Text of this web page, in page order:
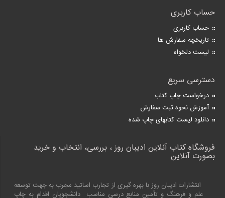
حساب کاربری
حساب کاربری
تاریخچه سفارش ها
لیست دلخواه
دسترسی سریع
درخواست چاپ کتاب
آموزش نحوه ثبت سفارش
دانلود لیست کتابهای چاپ شده
فروشگاه کتاب آنلاین ادیبان روز ، بررسی، انتخاب و خرید
بصورت آنلاین
انتشارات ادیبان روز با بهره گیری از تجارب اساتید مجرب به جهت توسعه
علم و فرهنگ و تأمین منابع درسی مناسب دانشجویان اقدام به چاپ